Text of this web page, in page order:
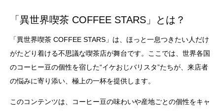
「異世界喫茶 COFFEE STARS」とは？
「異世界喫茶 COFFEE STARS」は、ほっと一息つきたい人だけ
がたどり着ける不思議な喫茶店が舞台です。ここでは、世界各国
のコーヒー豆の個性を宿した“イケおじバリスタ”たちが、来店者
の悩みに寄り添い、極上の一杯を提供します。
このコンテンツは、コーヒー豆の味わいや産地ごとの個性をキャ